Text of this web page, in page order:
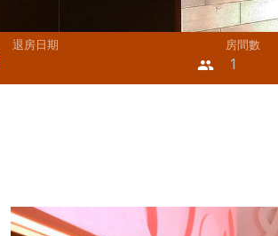
退房日期 房間數
people